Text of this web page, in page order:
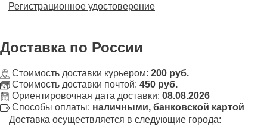
Регистрационное удостоверение
Доставка по России
Стоимость доставки курьером: 200 руб.
Стоимость доставки почтой: 450 руб.
Ориентировочная дата доставки: 08.08.2026
Способы оплаты: наличными, банковской картой
Доставка осуществляется в следующие города: